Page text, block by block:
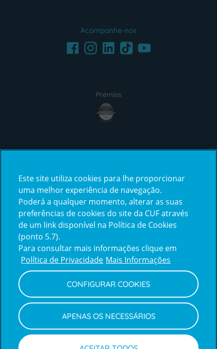
Acompanhe-nos
FacebookInstagramLinkedInTikTokYoutube
Prémios
award4
certification2certification3
Reclamações
e
elogios
Policy
Política de Privacidade e Cookies
Declaração de Acessibilidade
Canal de Denúncias
Informações legais
Este site utiliza cookies para lhe proporcionar
uma melhor experiência de navegação.
Poderá a qualquer momento, alterar as suas
preferências de cookies do site da CUF através
de um link disponível na Política de Cookies
(ponto 5.7).
Para consultar mais informações clique em
Política de Privacidade Mais Informações
CONFIGURAR COOKIES
APENAS OS NECESSÁRIOS